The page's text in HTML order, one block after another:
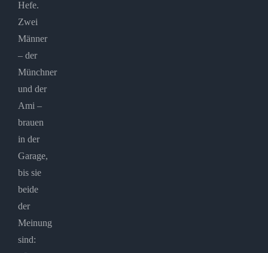
Hefe.
Zwei
Männer
– der
Münchner
und der
Ami –
brauen
in der
Garage,
bis sie
beide
der
Meinung
sind: